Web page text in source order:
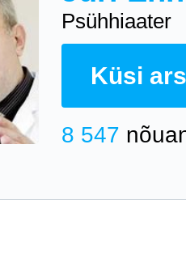
Psühhiaater
Küsi
8 547